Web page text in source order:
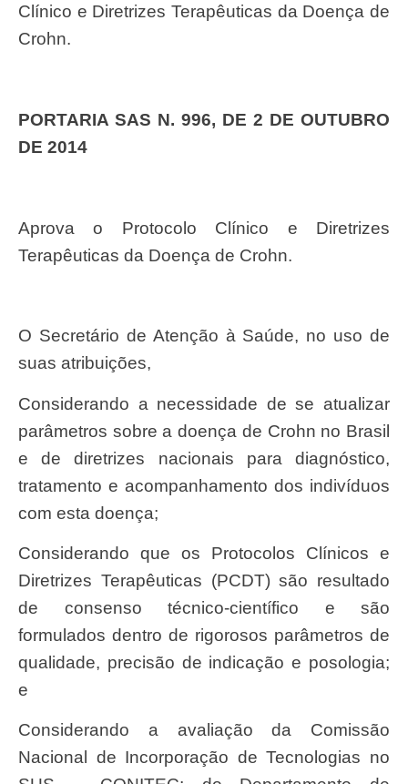
Clínico e Diretrizes Terapêuticas da Doença de
Crohn.
PORTARIA SAS N. 996, DE 2 DE OUTUBRO
DE 2014
Aprova o Protocolo Clínico e Diretrizes
Terapêuticas da Doença de Crohn.
O Secretário de Atenção à Saúde, no uso de
suas atribuições,
Considerando a necessidade de se atualizar
parâmetros sobre a doença de Crohn no Brasil
e de diretrizes nacionais para diagnóstico,
tratamento e acompanhamento dos indivíduos
com esta doença;
Considerando que os Protocolos Clínicos e
Diretrizes Terapêuticas (PCDT) são resultado
de consenso técnico-científico e são
formulados dentro de rigorosos parâmetros de
qualidade, precisão de indicação e posologia;
e
Considerando a avaliação da Comissão
Nacional de Incorporação de Tecnologias no